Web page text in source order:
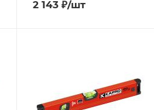
2 143₽/шт